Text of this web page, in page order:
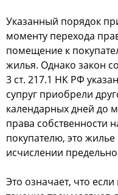
Указанный порядок
моменту перехода
помещение к
жилья. Однако закон
3 ст. 217.1 НК РФ
супруг приобрели
календарных дней до
права собственности
покупателю, это
исчислении
Это означает, что